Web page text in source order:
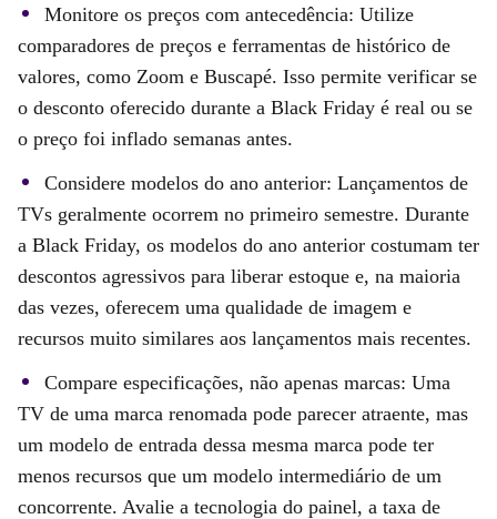
Monitore os preços com antecedência: Utilize
comparadores de preços e ferramentas de histórico de
valores, como Zoom e Buscapé. Isso permite verificar se
o desconto oferecido durante a Black Friday é real ou se
o preço foi inflado semanas antes.
Considere modelos do ano anterior: Lançamentos de
TVs geralmente ocorrem no primeiro semestre. Durante
a Black Friday, os modelos do ano anterior costumam ter
descontos agressivos para liberar estoque e, na maioria
das vezes, oferecem uma qualidade de imagem e
recursos muito similares aos lançamentos mais recentes.
Compare especificações, não apenas marcas: Uma
TV de uma marca renomada pode parecer atraente, mas
um modelo de entrada dessa mesma marca pode ter
menos recursos que um modelo intermediário de um
concorrente. Avalie a tecnologia do painel, a taxa de